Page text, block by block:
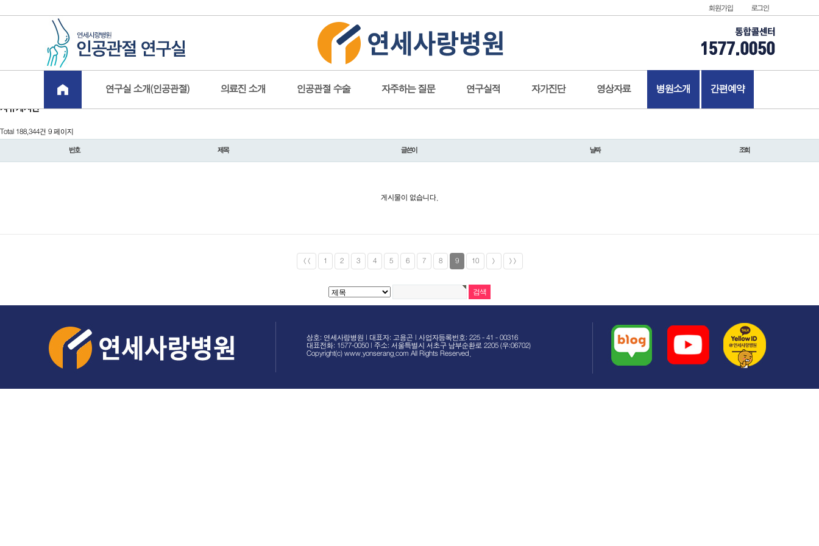
회원가입 로그인
연구실 소개(인공관절) 의료진 소개 인공관절 수술 자주하는 질문 연구실적 자가진단 영상자료 병원소개 간편예약
자유게시판
Total 188,344건 9 페이지
번호 제목 글쓴이 날짜 조회
게시물이 없습니다.
<< 1 2 3 4 5 6 7 8 9 10 > >>
상호: 연세사랑병원 | 대표자: 고용곤 | 사업자등록번호: 225 - 41 - 00316
대표전화: 1577-0050 | 주소: 서울특별시 서초구 남부순환로 2205 (우:06702)
Copyright(c) www.yonserang.com All Rights Reserved.